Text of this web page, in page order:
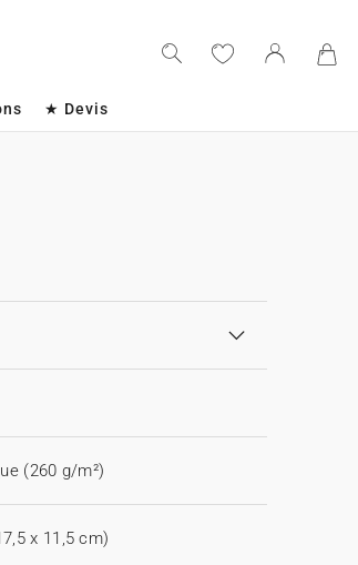
★ Devis
(260 g/m²)
x 11,5 cm)